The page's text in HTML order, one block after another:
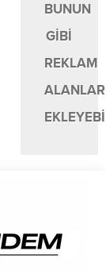
BUNUN
GİBİ
REKLAM